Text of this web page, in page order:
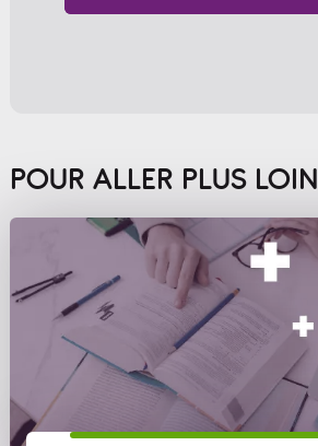
POUR ALLER PLUS LOIN